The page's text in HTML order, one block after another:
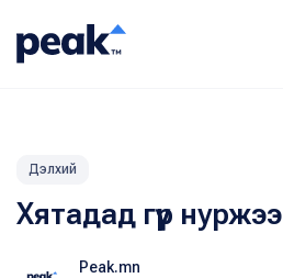
Дэлхий
Хятадад гүүр нуржээ
Peak.mn